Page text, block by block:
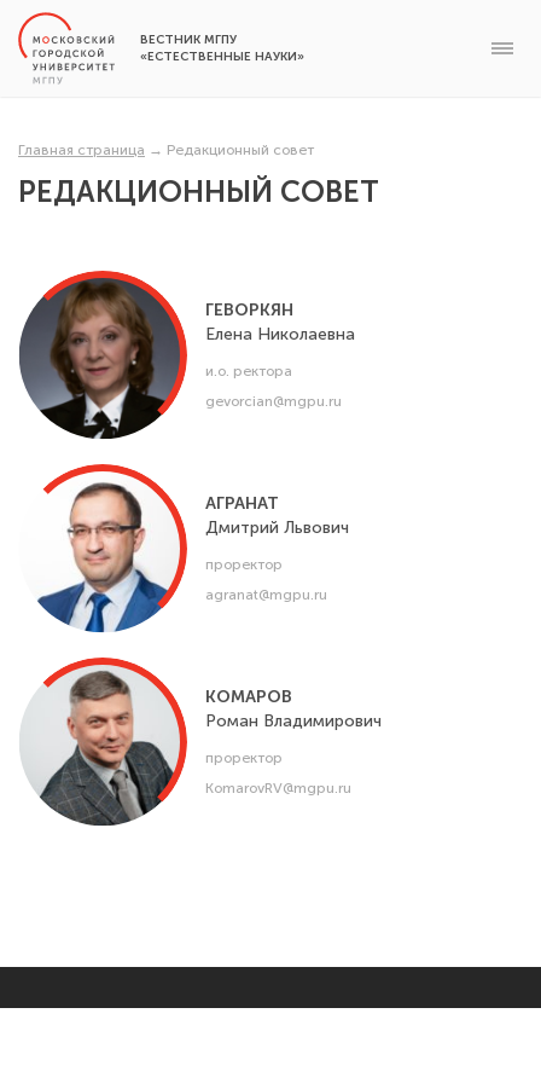
ВЕСТНИК МГПУ
«ЕСТЕСТВЕННЫЕ НАУКИ»
Главная страница → Редакционный совет
РЕДАКЦИОННЫЙ СОВЕТ
ГЕВОРКЯН
Елена Николаевна
и.о. ректора
gevorcian@mgpu.ru
АГРАНАТ
Дмитрий Львович
проректор
agranat@mgpu.ru
КОМАРОВ
Роман Владимирович
проректор
KomarovRV@mgpu.ru